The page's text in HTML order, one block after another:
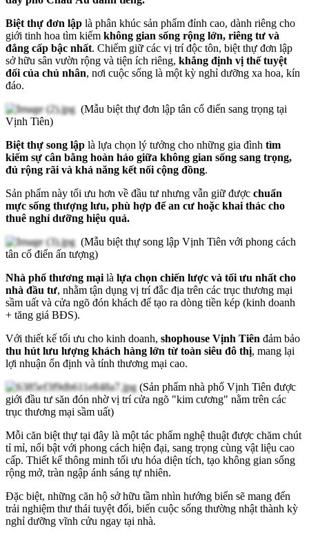
Biệt thự đơn lập là phân khúc sản phẩm đỉnh cao, dành riêng cho
giới tinh hoa tìm kiếm không gian sống rộng lớn, riêng tư và
đẳng cấp bậc nhất. Chiếm giữ các vị trí độc tôn, biệt thự đơn lập
sở hữu sân vườn rộng và tiện ích riêng, khẳng định vị thế tuyệt
đối của chủ nhân, nơi cuộc sống là một kỳ nghỉ dưỡng xa hoa, kín
đáo.
(Mẫu biệt thự đơn lập tân cổ điển sang trọng tại
Vịnh Tiên)
Biệt thự song lập là lựa chọn lý tưởng cho những gia đình tìm
kiếm sự cân bằng hoàn hảo giữa không gian sống sang trọng,
đủ rộng rãi và khả năng kết nối cộng đồng.
Sản phẩm này tối ưu hơn về đầu tư nhưng vẫn giữ được chuẩn
mực sống thượng lưu, phù hợp để an cư hoặc khai thác cho
thuê nghỉ dưỡng hiệu quả.
(Mẫu biệt thự song lập Vịnh Tiên với phong cách
tân cổ điển ấn tượng)
Nhà phố thương mại là lựa chọn chiến lược và tối ưu nhất cho
nhà đầu tư, nhằm tận dụng vị trí đắc địa trên các trục thương mại
sầm uất và cửa ngõ đón khách để tạo ra dòng tiền kép (kinh doanh
+ tăng giá BĐS).
Với thiết kế tối ưu cho kinh doanh, shophouse Vịnh Tiên đảm bảo
thu hút lưu lượng khách hàng lớn từ toàn siêu đô thị, mang lại
lợi nhuận ổn định và tính thương mại cao.
(Sản phẩm nhà phố Vịnh Tiên được
giới đầu tư săn đón nhờ vị trí cửa ngõ "kim cương" nằm trên các
trục thương mại sầm uất)
Mỗi căn biệt thự tại đây là một tác phẩm nghệ thuật được chăm chút
tỉ mỉ, nổi bật với phong cách hiện đại, sang trọng cùng vật liệu cao
cấp. Thiết kế thông minh tối ưu hóa diện tích, tạo không gian sống
rộng mở, tràn ngập ánh sáng tự nhiên.
Đặc biệt, những căn hộ sở hữu tầm nhìn hướng biển sẽ mang đến
trải nghiệm thư thái tuyệt đối, biến cuộc sống thường nhật thành kỳ
nghỉ dưỡng vĩnh cửu ngay tại nhà.